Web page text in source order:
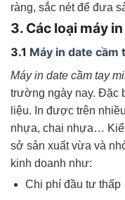
ràng, sắc nét để đưa
3. Các loại máy
3.1 Máy in date cầm
Máy in date cầm tay
trường ngày nay. Đặc
liệu. In được trên
nhựa, chai nhựa…
sở sản xuất vừa và
kinh doanh như:
Chi phí đầu tư thấp